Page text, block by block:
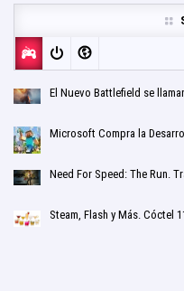
El Nuevo Battlefield se
Microsoft Compra la
Need For Speed: The Run.
Steam, Flash y Más. Cóctel